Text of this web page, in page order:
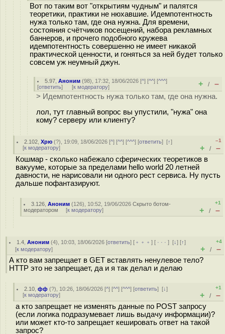
Вот по таким вот "открытиям чудным" и палятся
теоретики, практики не нюхавшие. Идемпотентность
нужа только там, где она нужна. Для времени,
состояния счётчиков посещений, набора рекламных
баннеров, и прочего подобного кружева
идемпотентность совершенно не имеет никакой
практической ценности, и гоняться за ней будет только
совсем уж неумный джун.
5.97 ,Аноним (98), 17:32, 18/06/2026 [^] [^^] [^^^]
[ответить] [к модератору] + / –
> Идемпотентность нужа только там, где она нужна.
лол, тут главный вопрос вы упустили, "нужа" она
кому? серверу или клиенту?
2.102 ,Хрю (?), 19:09, 18/06/2026 [^] [^^] [^^^] [ответить][↑]
[к модератору]
–1
+ / –
Кошмар - сколько набежало сферических теоретиков в
вакууме, которые за пределами hello world 20 летней
давности, не нарисовали ни одного рест сервиса. Ну пусть
дальше пофантазируют.
3.126 ,Аноним (126), 10:52, 19/06/2026Скрыто ботом-
модератором [к модератору]
+1
+ / –
1.4 ,Аноним (4), 10:03, 18/06/2026 [ответить] [ ﹢﹢﹢] [ · · ·][↓] [↑]
[к модератору]
+4
+ / –
А кто вам запрещает в GET вставлять ненулевое тело?
HTTP это не запрещает, да и я так делал и делаю
2.10 ,фф (?), 10:26, 18/06/2026 [^] [^^] [^^^] [ответить][↓]
[к модератору]
+1
+ / –
а кто запрещает не изменять данные по POST запросу
(если логика подразумевает лишь выдачу информации)?
или может кто-то запрещает кешировать ответ на такой
запрос?